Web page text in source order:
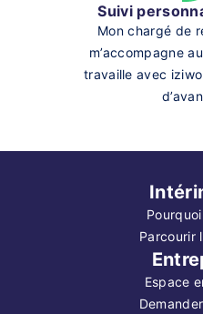
Suivi
Mon chargé de
m’accompagne
travaille avec
Parcourir
Espace